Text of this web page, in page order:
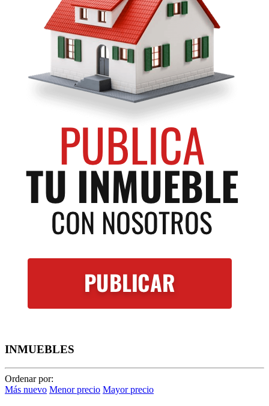
INMUEBLES
Ordenar por:
Más nuevo Menor precio Mayor precio